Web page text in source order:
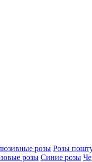
розы Розы
розы Синие розы